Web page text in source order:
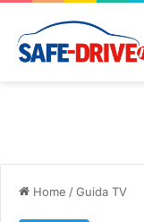
Home /Guida TV